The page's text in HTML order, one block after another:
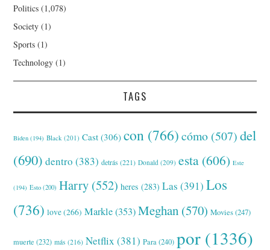
Politics (1,078)
Society (1)
Sports (1)
Technology (1)
TAGS
Biden (194) Black (201) Cast (306) con (766) cómo (507) del
(690) dentro (383) detrás (221) Donald (209) esta (606) Este
(194) Esto (200) Harry (552) heres (283) Las (391) Los
(736) love(266) Markle(353) Meghan (570) Movies(247)
muerte (232) más (216) Netflix (381) Para(240) por (1336)